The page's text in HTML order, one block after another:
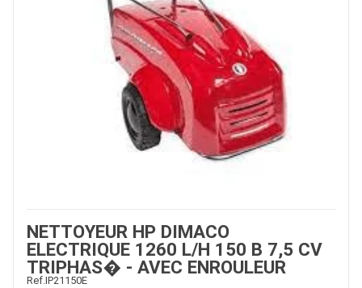
NETTOYEUR HP DIMACO
ELECTRIQUE 1260 L/H 150 B 7,5 CV
TRIPHAS� - AVEC ENROULEUR
Ref.IP21150E